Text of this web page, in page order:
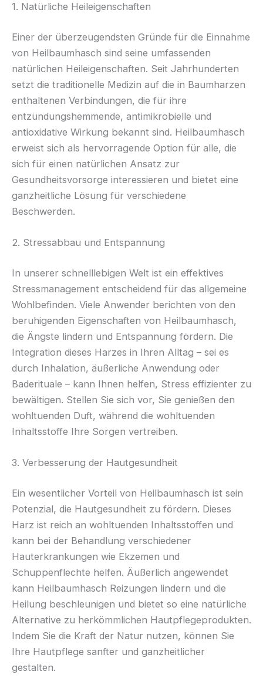
1. Natürliche Heileigenschaften
Einer der überzeugendsten Gründe für die Einnahme
von Heilbaumhasch sind seine umfassenden
natürlichen Heileigenschaften. Seit Jahrhunderten
setzt die traditionelle Medizin auf die in Baumharzen
enthaltenen Verbindungen, die für ihre
entzündungshemmende, antimikrobielle und
antioxidative Wirkung bekannt sind. Heilbaumhasch
erweist sich als hervorragende Option für alle, die
sich für einen natürlichen Ansatz zur
Gesundheitsvorsorge interessieren und bietet eine
ganzheitliche Lösung für verschiedene
Beschwerden.
2. Stressabbau und Entspannung
In unserer schnelllebigen Welt ist ein effektives
Stressmanagement entscheidend für das allgemeine
Wohlbefinden. Viele Anwender berichten von den
beruhigenden Eigenschaften von Heilbaumhasch,
die Ängste lindern und Entspannung fördern. Die
Integration dieses Harzes in Ihren Alltag – sei es
durch Inhalation, äußerliche Anwendung oder
Baderituale – kann Ihnen helfen, Stress effizienter zu
bewältigen. Stellen Sie sich vor, Sie genießen den
wohltuenden Duft, während die wohltuenden
Inhaltsstoffe Ihre Sorgen vertreiben.
3. Verbesserung der Hautgesundheit
Ein wesentlicher Vorteil von Heilbaumhasch ist sein
Potenzial, die Hautgesundheit zu fördern. Dieses
Harz ist reich an wohltuenden Inhaltsstoffen und
kann bei der Behandlung verschiedener
Hauterkrankungen wie Ekzemen und
Schuppenflechte helfen. Äußerlich angewendet
kann Heilbaumhasch Reizungen lindern und die
Heilung beschleunigen und bietet so eine natürliche
Alternative zu herkömmlichen Hautpflegeprodukten.
Indem Sie die Kraft der Natur nutzen, können Sie
Ihre Hautpflege sanfter und ganzheitlicher
gestalten.